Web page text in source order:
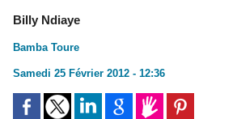
Billy Ndiaye
Bamba Toure
Samedi 25 Février 2012 - 12:36